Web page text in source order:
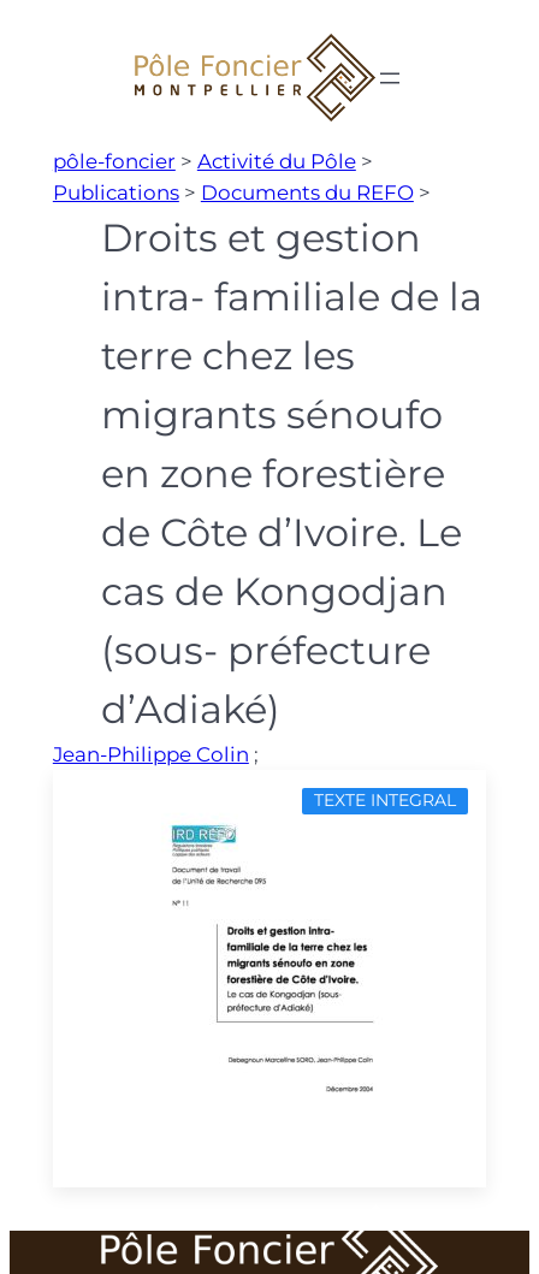
pôle-foncier > Activité du Pôle>
Publications> Documents du REFO>
Droits et gestion
intra- familiale de la
terre chez les
migrants sénoufo
en zone forestière
de Côte d’Ivoire. Le
cas de Kongodjan
(sous- préfecture
d’Adiaké)
Jean-Philippe Colin ;
TEXTE INTEGRAL